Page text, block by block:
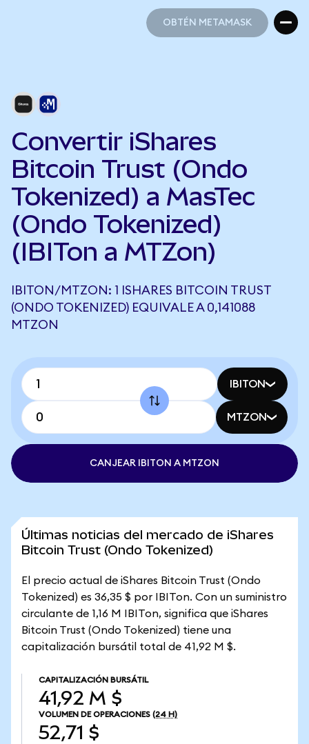
OBTÉN METAMASK
Convertir iShares
Bitcoin Trust (Ondo
Tokenized) a MasTec
(Ondo Tokenized)
(IBITon a MTZon)
IBITON/MTZON: 1 ISHARES BITCOIN TRUST
(ONDO TOKENIZED) EQUIVALE A 0,141088
MTZON
IBITON
MTZON
CANJEAR IBITON A MTZON
Últimas noticias del mercado de iShares
Bitcoin Trust (Ondo Tokenized)
El precio actual de iShares Bitcoin Trust (Ondo
Tokenized) es 36,35 $ por IBITon. Con un suministro
circulante de 1,16 M IBITon, significa que iShares
Bitcoin Trust (Ondo Tokenized) tiene una
capitalización bursátil total de 41,92 M $.
CAPITALIZACIÓN BURSÁTIL
41,92 M $
VOLUMEN DE OPERACIONES (24 H)
52,71 $